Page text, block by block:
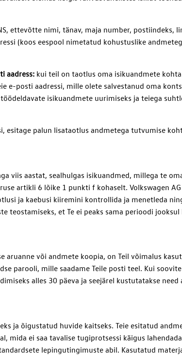
ettevõtte nimi, tänav, maja number, postiindeks,
(koos eespool nimetatud kohustuslike
aadress: kui teil on taotlus oma isikuandmete kohta
posti aadressi, mille olete salvestanud oma
isikuandmete uurimiseks ja teiega
esitage palun lisataotlus andmetega tutvumise
viis aastat, sealhulgas isikuandmed, millega te
artikli 6 lõike 1 punkti f kohaselt. Volkswagen
ja kaebusi kiiremini kontrollida ja menetleda
teostamiseks, et Te ei peaks sama perioodi
või andmete koopia, on Teil võimalus
parooli, mille saadame Teile posti teel. Kui
alles 30 päeva ja seejärel kustutatakse need
ja õigustatud huvide kaitseks. Teie esitatud
mida ei saa tavalise tugiprotsessi käigus
lepingutingimuste abil. Kasutatud